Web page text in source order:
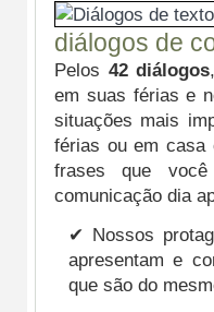
diálogos de
Pelos 42 diálogos
em suas férias e
situações mais
férias ou em casa
frases que
comunicação dia
✔ Nossos
apresentam e
que são do